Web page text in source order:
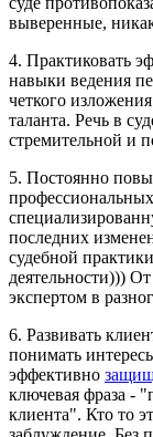
выверенные,
4. Практиковать
навыки ведения
четкого
таланта. Речь в
стремительной и
5. Постоянно
последних
судебной
деятельности)))
экспертом в
6. Развивать
понимать
эффективно
ключевая фраза -
клиента". Кто то